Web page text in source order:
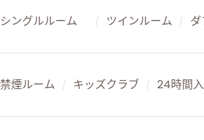
シングルルーム / ツインルーム /
禁煙ルーム / キッズクラブ / 24時間